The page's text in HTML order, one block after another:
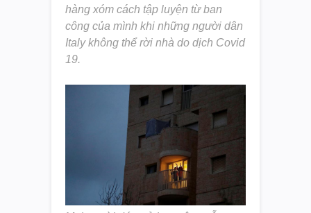
hàng xóm cách tập luyện từ ban
công của mình khi những người dân
Italy không thể rời nhà do dịch Covid
19.